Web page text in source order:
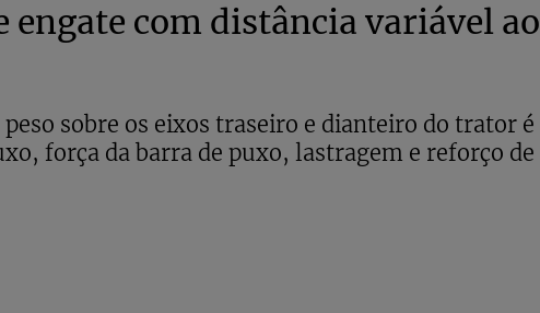
com distância variável ao
sobre os eixos traseiro e dianteiro do trator é
força da barra de puxo, lastragem e reforço de